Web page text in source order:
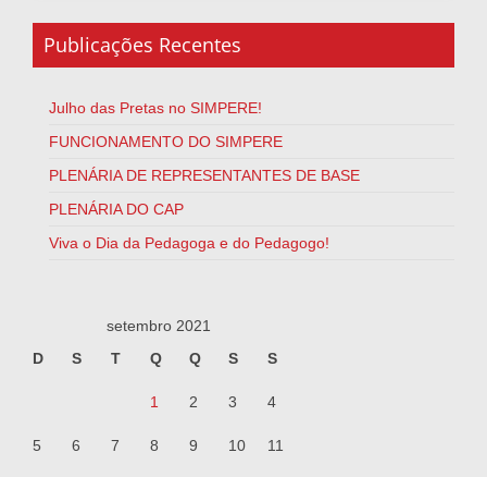
Publicações Recentes
Julho das Pretas no SIMPERE!
FUNCIONAMENTO DO SIMPERE
PLENÁRIA DE REPRESENTANTES DE BASE
PLENÁRIA DO CAP
Viva o Dia da Pedagoga e do Pedagogo!
setembro 2021
D
S T Q Q S S
1 2 3 4
5 6 7 8 9 10 11